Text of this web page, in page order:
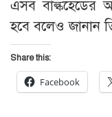
এসব বাল্কহেডের
হবে বলেও জানান
Share this:
Facebook